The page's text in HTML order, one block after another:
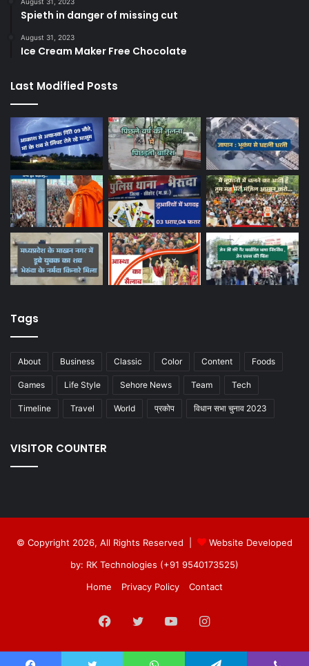
Spieth in danger of missing cut
August 31, 2023
Ice Cream Maker Free Chocolate
Last Modified Posts
Tags
About Business Classic Color Content Foods
Games Life Style Sehore News Team Tech
Timeline Travel World प्रकोप विधान सभा चुनाव 2023
VISITOR COUNTER
© Copyright 2026, All Rights Reserved |
Website Developed
by: RK Technologies (+91 9540173525)
Home
Privacy Policy Contact
Facebook
Twitter YouTubeInstagram